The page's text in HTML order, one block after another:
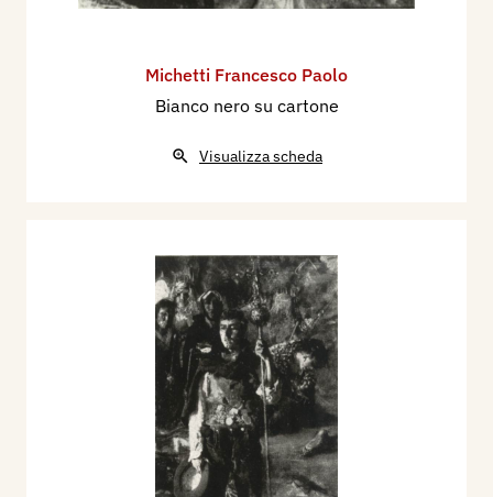
Michetti Francesco Paolo
Bianco nero su cartone
Visualizza scheda